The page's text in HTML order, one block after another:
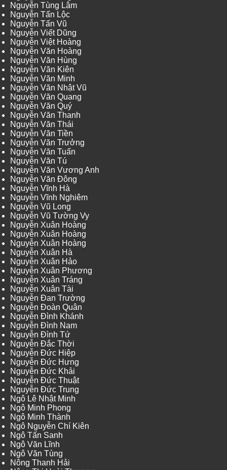
Nguyễn Tùng Lâm
Nguyễn Tấn Lộc
Nguyễn Tấn Vũ
Nguyễn Viết Dũng
Nguyễn Việt Hoàng
Nguyễn Văn Hoàng
Nguyễn Văn Hùng
Nguyễn Văn Kiên
Nguyễn Văn Minh
Nguyễn Văn Nhật Vũ
Nguyễn Văn Quang
Nguyễn Văn Quý
Nguyễn Văn Thanh
Nguyễn Văn Thái
Nguyễn Văn Tiền
Nguyễn Văn Trưởng
Nguyễn Văn Tuấn
Nguyễn Văn Tú
Nguyễn Văn Vương Anh
Nguyễn Văn Đông
Nguyễn Vĩnh Hà
Nguyễn Vĩnh Nghiêm
Nguyễn Vũ Long
Nguyễn Vũ Tường Vy
Nguyễn Xuân Hoàng
Nguyễn Xuân Hoàng
Nguyễn Xuân Hoàng
Nguyễn Xuân Hà
Nguyễn Xuân Hảo
Nguyễn Xuân Phương
Nguyễn Xuân Tráng
Nguyễn Xuân Tài
Nguyễn Đan Trường
Nguyễn Đoàn Quân
Nguyễn Đình Khánh
Nguyễn Đình Nam
Nguyễn Đình Tứ
Nguyễn Đắc Thời
Nguyễn Đức Hiệp
Nguyễn Đức Hưng
Nguyễn Đức Khải
Nguyễn Đức Thuật
Nguyễn Đức Trung
Ngô Lê Nhật Minh
Ngô Minh Phong
Ngô Minh Thành
Ngô Nguyễn Chí Kiên
Ngô Tấn Sanh
Ngô Văn Lĩnh
Ngô Văn Tùng
Nông Thanh Hải